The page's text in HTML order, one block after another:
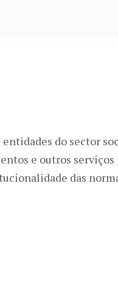
do sector
e outros serviços
das